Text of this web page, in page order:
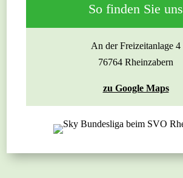
So finden Sie uns
An der Freizeitanlage 4
76764 Rheinzabern
zu Google Maps